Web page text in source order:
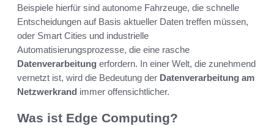
Beispiele hierfür sind autonome Fahrzeuge, die schnelle
Entscheidungen auf Basis aktueller Daten treffen müssen,
oder Smart Cities und industrielle
Automatisierungsprozesse, die eine rasche
Datenverarbeitung erfordern. In einer Welt, die zunehmend
vernetzt ist, wird die Bedeutung der Datenverarbeitung am
Netzwerkrand immer offensichtlicher.
Was ist Edge Computing?